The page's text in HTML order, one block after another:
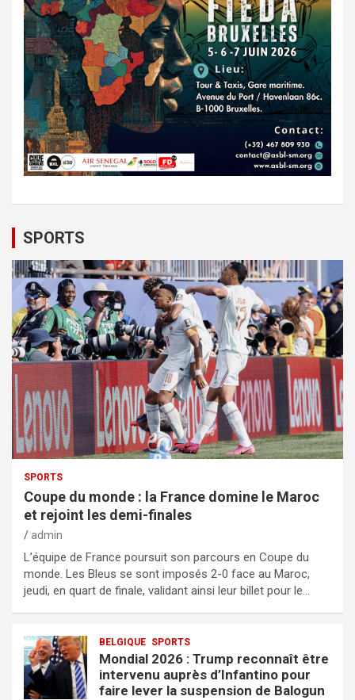
SPORTS
SPORTS
Coupe du monde : la France domine le Maroc
et rejoint les demi-finales
admin
L’équipe de France poursuit son parcours en Coupe du
monde. Les Bleus se sont imposés 2-0 face au Maroc,
jeudi, en quart de finale, validant ainsi leur billet pour le…
BELGIQUE SPORTS
Mondial 2026 : Trump reconnaît être
intervenu auprès d’Infantino pour
faire lever la suspension de Balogun